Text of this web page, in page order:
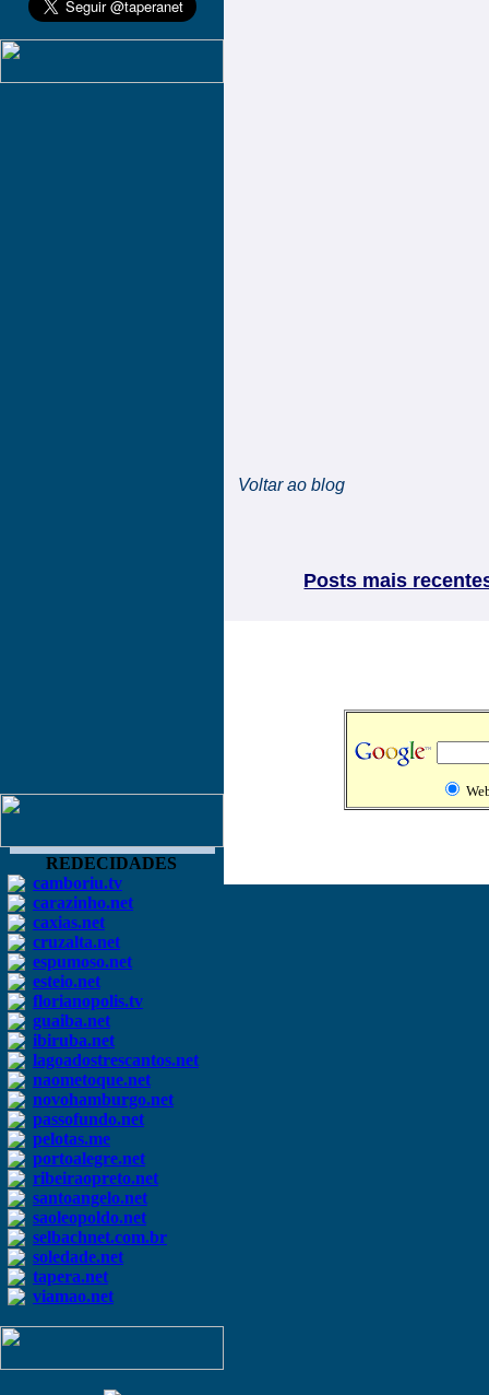
REDECIDADES
camboriu.tv
carazinho.net
caxias.net
cruzalta.net
espumoso.net
esteio.net
florianopolis.tv
guaiba.net
ibiruba.net
lagoadostrescantos.net
naometoque.net
novohamburgo.net
passofundo.net
pelotas.me
portoalegre.net
ribeiraopreto.net
santoangelo.net
saoleopoldo.net
selbachnet.com.br
soledade.net
tapera.net
viamao.net
Voltar ao blog
Posts mais